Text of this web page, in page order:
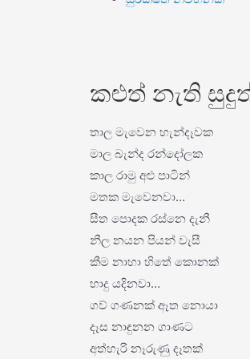
කළුත් නැති සුදුත්
තාල මැවෙන හැන්දෑවක
මාල බැන්ද රන්දෝලක
කාල රාමු අළු පාටින්
මතක මැවෙනවා…
සීත පොදක රස්නෙ දැනී
නීල නයන පියන් වැසී
කීම නාහා හිතේ කොනක්
හාදු යදිනවා…
ගව් ගණනක් ඈත නොයා
දෑස නාඳුනන ගාණට
අත්හැරි නෑරුණු දෑතක්